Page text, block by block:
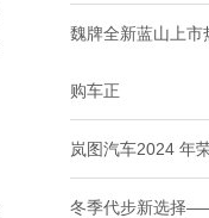
魏牌全新蓝山上市
购车正
岚图汽车2024 年
冬季代步新选择